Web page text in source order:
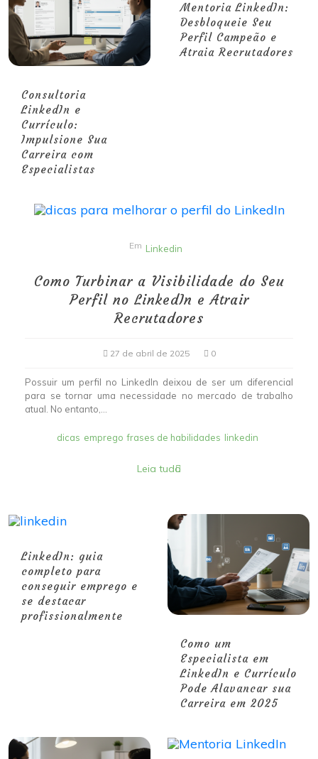
Consultoria
LinkedIn e
Currículo:
Impulsione Sua
Carreira com
Especialistas
Mentoria LinkedIn:
Desbloqueie Seu
Perfil Campeão e
Atraia Recrutadores
Em Linkedin
Como Turbinar a Visibilidade do Seu
Perfil no LinkedIn e Atrair
Recrutadores
27 de abril de 2025 0
Possuir um perfil no LinkedIn deixou de ser um diferencial
para se tornar uma necessidade no mercado de trabalho
atual. No entanto,...
dicas emprego frases de habilidades linkedin
Leia tudo
LinkedIn: guia
completo para
conseguir emprego e
se destacar
profissionalmente
Como um
Especialista em
LinkedIn e Currículo
Pode Alavancar sua
Carreira em 2025